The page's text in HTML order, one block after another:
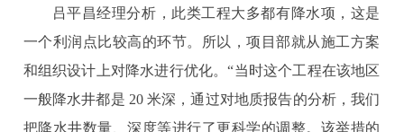
吕平昌经理分析，此类工程大多都有降水项，这是
一个利润点比较高的环节。所以，项目部就从施工方案
和组织设计上对降水进行优化。“当时这个工程在该地区
一般降水井都是 20 米深，通过对地质报告的分析，我们
把降水井数量、深度等进行了更科学的调整。该举措的